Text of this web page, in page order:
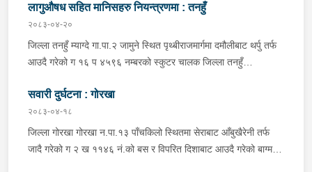
जिल्ला कास्की पो.म.न.पा.३३ बस्ने बर्ष ३९ को मन बहादुर पुन घाइते भइ
उपचारको लागी तनहुँ सेवा हस्पिटल दुलेगौडा ल्याईएकोमा प्राम्भिक उपचार
पश्चात थप उपचारको लागी ०७:५५ बजे पोखरा रिफर भएको ।
लागुऔषध सहित मानिसहरु नियन्त्रणमा : तनहुँ
२०८३-०४-२०
जिल्ला तनहुँ म्याग्दे गा.पा.२ जामुने स्थित पृथ्बीराजमार्गमा दमौलीबाट थर्पु तर्फ
आउदै गरेको ग १६ प ४५९६ नम्बरको स्कुटर चालक जिल्ला तनहुँ
ऐ.५ बस्ने बर्ष ३४ को नरजंग राना स्कुटर रोकी सर्भिस लेनमा बसीरहेको
अबस्थामा थर्पुबाट खटिएको प्रहरी टोलिले शंकास्पद लागि चेकजाँच गर्ने
क्रममा निज अमन पौडेलको साथबाट र स्कुटरको डिक्की भित्रबाट गरी
प्रतिबन्धित लागुऔषध फेनारागन ११ एम्पुल, डाइजेपाम ११ एम्पुल, नुर्फिन ११
सवारी दुर्घटना : गोरखा
२०८३-०४-१८
जिल्ला गोरखा गोरखा न.पा.१३ पाँचकिलो स्थितमा सेराबाट आँबुखैरेनी तर्फ
जादै गरेको ग २ ख ११४६ नं.को बस र विपरित दिशाबाट आउदै गरेको बाग्मती